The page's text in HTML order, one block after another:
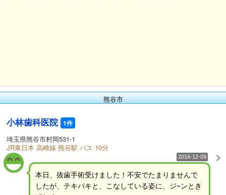
熊谷市
小林歯科医院 1件
埼玉県熊谷市村岡531-1
JR東日本 高崎線 熊谷駅 バス 10分
2016-12-09
本日、抜歯手術受けました！不安でたまりませんで
したが、テキパキと、こなしている姿に、ジ~ンとき